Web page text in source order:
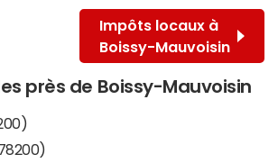
Impôts locaux à
Boissy-Mauvoisin
près de Boissy-Mauvoisin